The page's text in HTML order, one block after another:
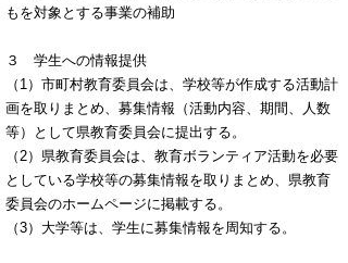
もを対象とする事業の補助
３ 学生への情報提供
（1）市町村教育委員会は、学校等が作成する活動計
画を取りまとめ、募集情報（活動内容、期間、人数
等）として県教育委員会に提出する。
（2）県教育委員会は、教育ボランティア活動を必要
としている学校等の募集情報を取りまとめ、県教育
委員会のホームページに掲載する。
（3）大学等は、学生に募集情報を周知する。